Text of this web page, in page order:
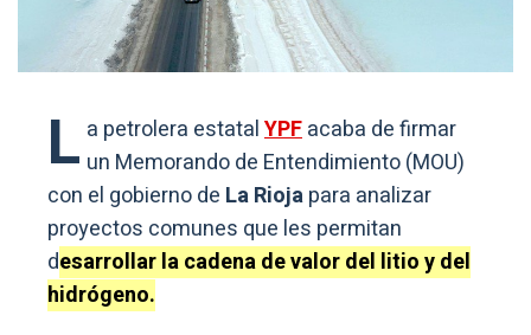
L a petrolera estatalYPFacaba de firmar
un Memorando de Entendimiento (MOU)
con el gobierno de La Riojapara analizar
proyectos comunes que les permitan
desarrollar la cadena de valor del litio y del
hidrógeno.